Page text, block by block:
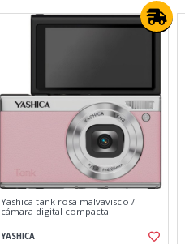
Yashica tank rosa malvavisco /
cámara digital compacta
YASHICA